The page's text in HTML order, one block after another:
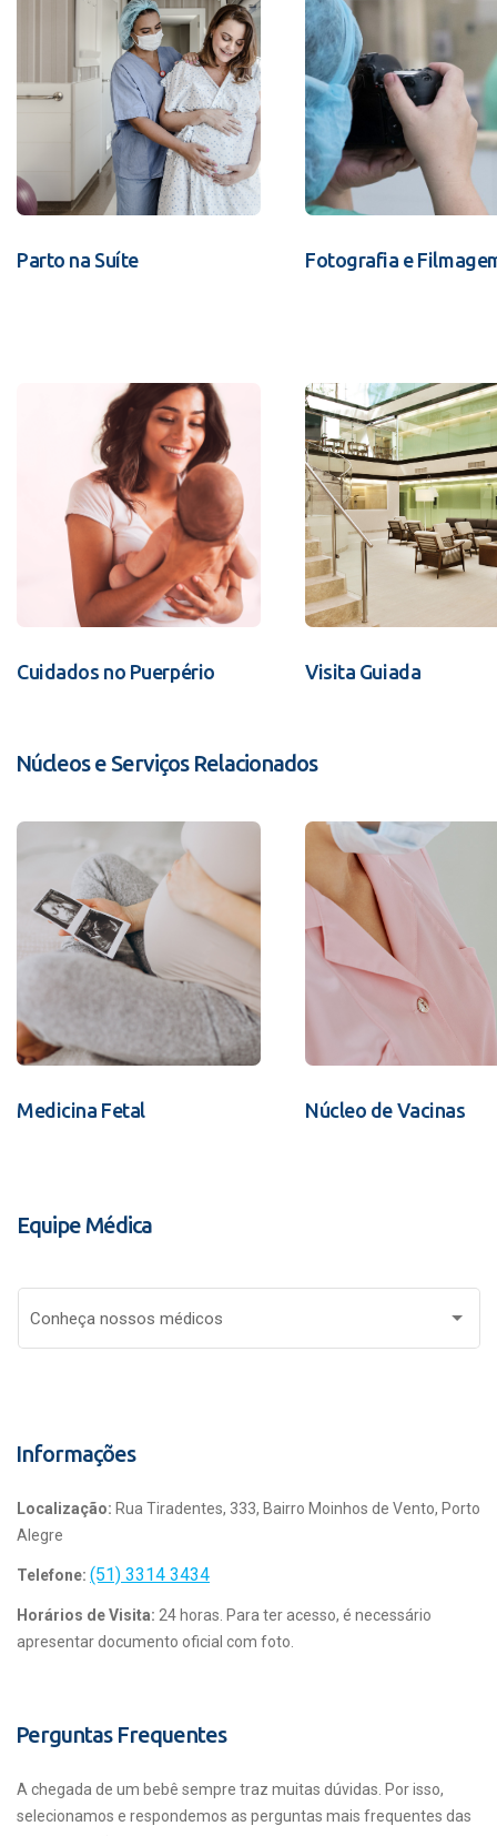
Parto na Suíte Fotografia e
Cuidados no Puerpério Visita Guiada
Núcleos e Serviços Relacionados
Medicina Fetal Núcleo de Vacinas
Equipe Médica
Conheça nossos médicos
Informações
Localização: Rua Tiradentes, 333, Bairro Moinhos de Vento, Porto
Alegre
Telefone: (51) 3314 3434
Horários de Visita: 24 horas. Para ter acesso, é necessário
apresentar documento oficial com foto.
Perguntas Frequentes
A chegada de um bebê sempre traz muitas dúvidas. Por isso,
selecionamos e respondemos as perguntas mais frequentes das